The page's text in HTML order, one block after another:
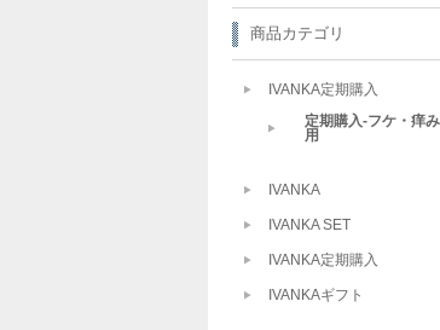
商品カテゴリ
IVANKA定期購入
定期購入-フケ・痒
用
IVANKA
IVANKA SET
IVANKA定期購入
IVANKAギフト